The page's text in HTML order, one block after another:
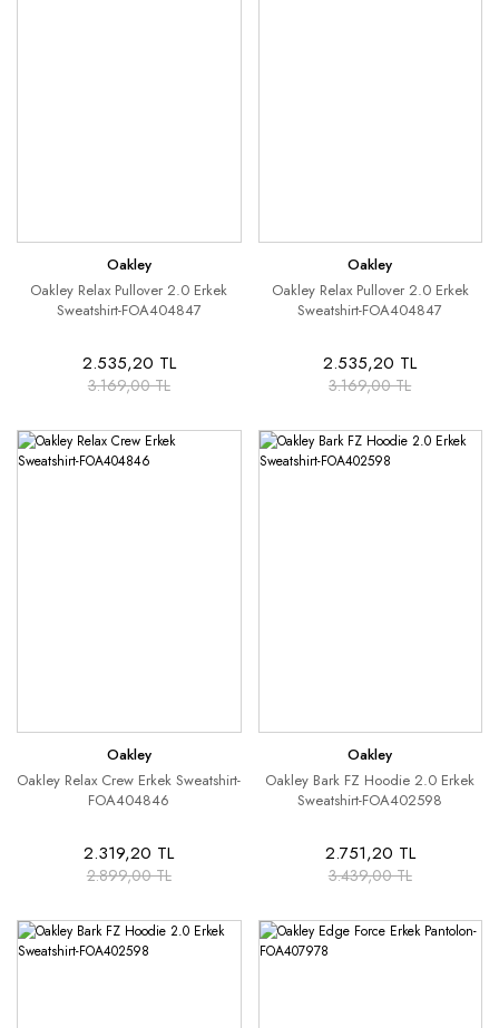
Oakley
Oakley Relax Pullover 2.0 Erkek
Sweatshirt-FOA404847
2.535,20 TL
3.169,00 TL
Oakley
Oakley Relax Pullover 2.0 Erkek
Sweatshirt-FOA404847
2.535,20 TL
3.169,00 TL
Oakley
Oakley Relax Crew Erkek Sweatshirt-
FOA404846
2.319,20 TL
2.899,00 TL
Oakley
Oakley Bark FZ Hoodie 2.0 Erkek
Sweatshirt-FOA402598
2.751,20 TL
3.439,00 TL